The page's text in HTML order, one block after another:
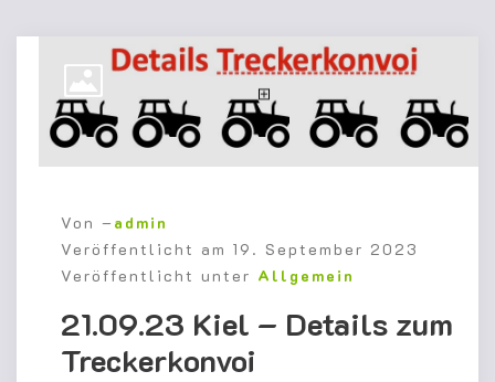
Von – admin
Veröffentlicht am 19. September 2023
Veröffentlicht unter Allgemein
21.09.23 Kiel – Details zum
Treckerkonvoi